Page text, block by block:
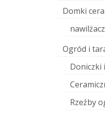
Domki
Ogród i
Doniczki
Rzeźby